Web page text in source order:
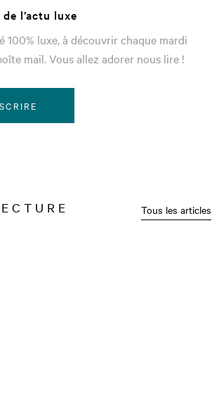
de l’actu luxe
100% luxe, à découvrir chaque mardi
mail. Vous allez adorer nous lire !
Tous les articles